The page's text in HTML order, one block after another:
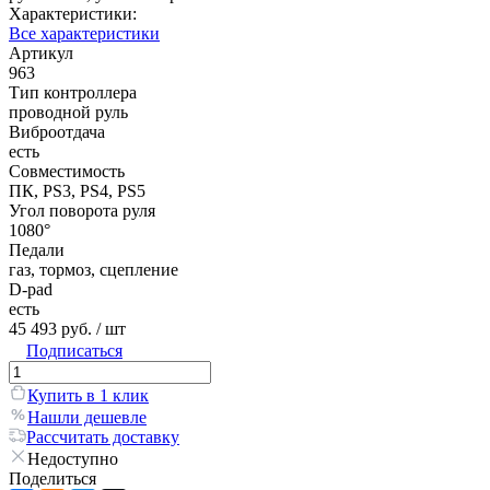
Характеристики:
Все характеристики
Артикул
963
Тип контроллера
проводной руль
Виброотдача
есть
Совместимость
ПК, PS3, PS4, PS5
Угол поворота руля
1080°
Педали
газ, тормоз, сцепление
D-pad
есть
45 493 руб. / шт
Подписаться
Купить в 1 клик
Нашли дешевле
Рассчитать доставку
Недоступно
Поделиться